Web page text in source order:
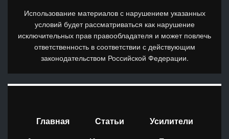
Использование материалов с нарушением указанных
условий будет рассматриваться как нарушение
исключительных прав правообладателя и может повлечь
ответственность в соответствии с действующим
законодательством Российской Федерации.
Главная Статьи
Усилители